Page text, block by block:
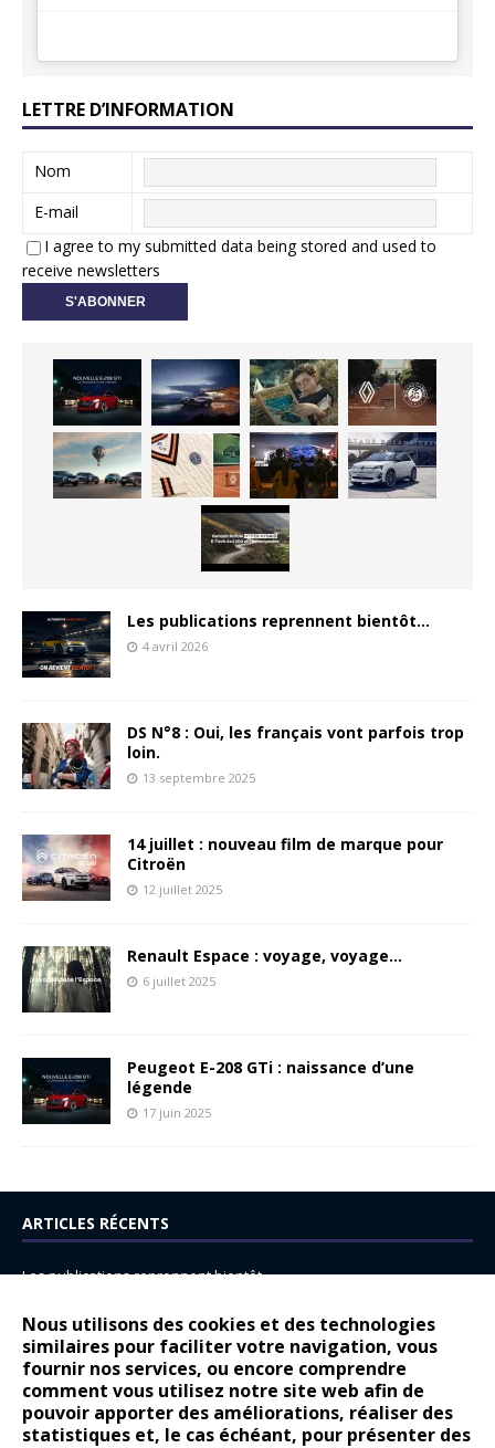
Nous utilisons des cookies et des technologies
similaires pour faciliter votre navigation, vous
fournir nos services, ou encore comprendre
comment vous utilisez notre site web afin de
pouvoir apporter des améliorations, réaliser des
statistiques et, le cas échéant, pour présenter des
LETTRE D’INFORMATION
Nom
E-mail
I agree to my submitted data being stored and used to
receive newsletters
Les publications reprennent bientôt…
4 avril 2026
DS N°8 : Oui, les français vont parfois trop
loin.
13 septembre 2025
14 juillet : nouveau film de marque pour
Citroën
12 juillet 2025
Renault Espace : voyage, voyage…
6 juillet 2025
Peugeot E-208 GTi : naissance d’une
légende
17 juin 2025
ARTICLES RÉCENTS
Les publications reprennent bientôt…
14 juillet : nouveau film de marque pour Citroën
Renault Espace : voyage, voyage…
Peugeot E-208 GTi : naissance d’une légende